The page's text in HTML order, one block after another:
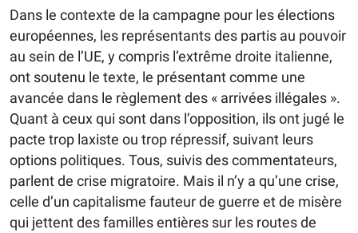
Dans le contexte de la campagne pour les élections
européennes, les représentants des partis au pouvoir
au sein de l’UE, y compris l’extrême droite italienne,
ont soutenu le texte, le présentant comme une
avancée dans le règlement des « arrivées illégales ».
Quant à ceux qui sont dans l’opposition, ils ont jugé le
pacte trop laxiste ou trop répressif, suivant leurs
options politiques. Tous, suivis des commentateurs,
parlent de crise migratoire. Mais il n’y a qu’une crise,
celle d’un capitalisme fauteur de guerre et de misère
qui jettent des familles entières sur les routes de